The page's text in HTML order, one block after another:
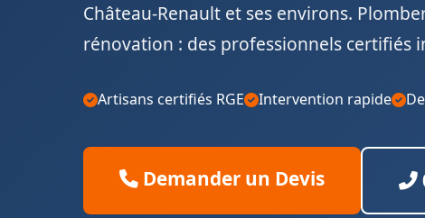
Château-Renault et ses environs.
rénovation : des professionnels certifiés
Artisans certifiés RGE Intervention rapide
Demander un Devis